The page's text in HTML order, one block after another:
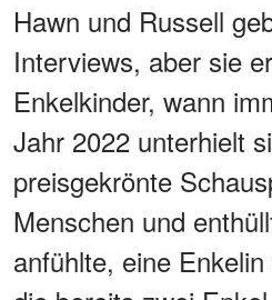
Hawn und Russell
Interviews, aber sie
Enkelkinder, wann
Jahr 2022 unterhielt
preisgekrönte
Menschen und
anfühlte, eine